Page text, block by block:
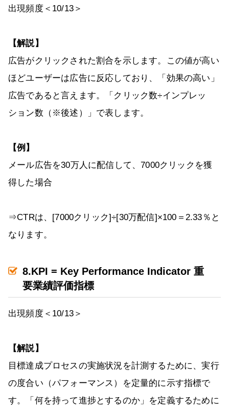
出現頻度＜10/13＞
【解説】
広告がクリックされた割合を示します。この値が高い
ほどユーザーは広告に反応しており、「効果の高い」
広告であると言えます。「クリック数÷インプレッ
ション数（※後述）」で表します。
【例】
メール広告を30万人に配信して、7000クリックを獲
得した場合
⇒CTRは、[7000クリック]÷[30万配信]×100＝2.33％と
なります。
8.KPI = Key Performance Indicator 重
要業績評価指標
出現頻度＜10/13＞
【解説】
目標達成プロセスの実施状況を計測するために、実行
の度合い（パフォーマンス）を定量的に示す指標で
す。「何を持って進捗とするのか」を定義するために